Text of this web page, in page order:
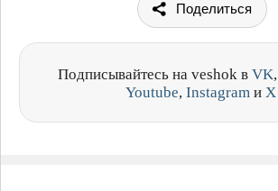
Поделиться
Подписывайтесь на veshok в VK,
Youtube, Instagram и X